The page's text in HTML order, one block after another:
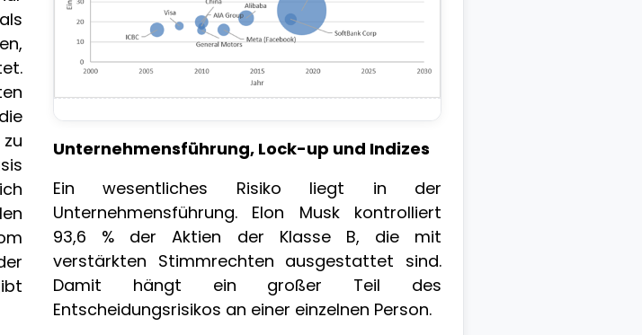
Unternehmensführung, Lock-up und Indizes
Ein wesentliches Risiko liegt in der
Unternehmensführung. Elon Musk kontrolliert
93,6 % der Aktien der Klasse B, die mit
verstärkten Stimmrechten ausgestattet sind.
Damit hängt ein großer Teil des
Entscheidungsrisikos an einer einzelnen Person.